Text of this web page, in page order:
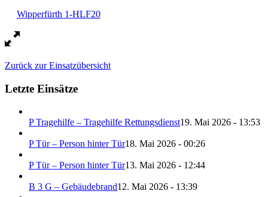
Wipperfürth 1-HLF20
Zurück zur Einsatzübersicht
Letzte Einsätze
P Tragehilfe – Tragehilfe Rettungsdienst19. Mai 2026 - 13:53
P Tür – Person hinter Tür18. Mai 2026 - 00:26
P Tür – Person hinter Tür13. Mai 2026 - 12:44
B 3 G – Gebäudebrand12. Mai 2026 - 13:39